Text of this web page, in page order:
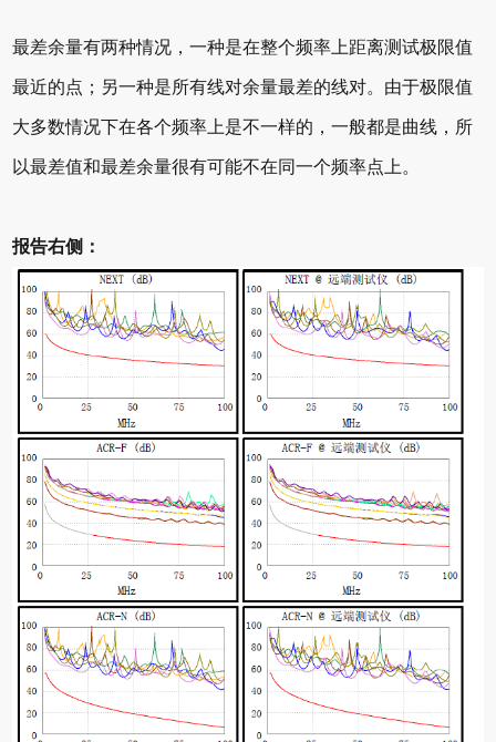
最差余量有两种情况，一种是在整个频率上距离测试极限值
最近的点；另一种是所有线对余量最差的线对。由于极限值
大多数情况下在各个频率上是不一样的，一般都是曲线，所
以最差值和最差余量很有可能不在同一个频率点上。
报告右侧：